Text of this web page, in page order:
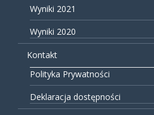
Wyniki 2021
Wyniki 2020
Kontakt
Polityka Prywatności
Deklaracja dostępności